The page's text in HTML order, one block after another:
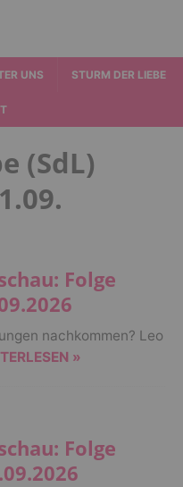
UNS STURM DER LIEBE
(SdL)
Folge
nachkommen? Leo
»
Folge